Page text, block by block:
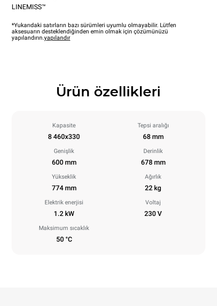
LINEMISS™
*Yukarıdaki satırların bazı sürümleri uyumlu olmayabilir. Lütfen
aksesuarın desteklendiğinden emin olmak için çözümünüzü
yapılandırın.yapılandır
Ürün özellikleri
Kapasite
8 460x330
Tepsi aralığı
68 mm
Genişlik
600 mm
Derinlik
678 mm
Yükseklik
774 mm
Ağırlık
22 kg
Elektrik enerjisi
1.2 kW
Voltaj
230 V
Maksimum sıcaklık
50 °C